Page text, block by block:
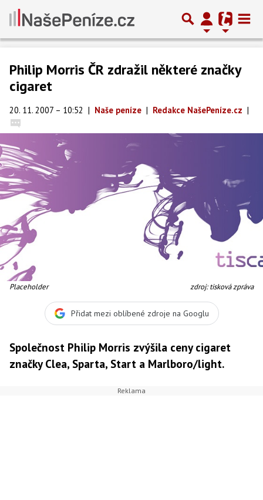
Philip Morris ČR zdražil některé značky
cigaret
20. 11. 2007 – 10:52 | Naše peníze | Redakce NašePeníze.cz |
Placeholder zdroj: tisková zpráva
Přidat mezi oblíbené zdroje na Googlu
Společnost Philip Morris zvýšila ceny cigaret
značky Clea, Sparta, Start a Marlboro/light.